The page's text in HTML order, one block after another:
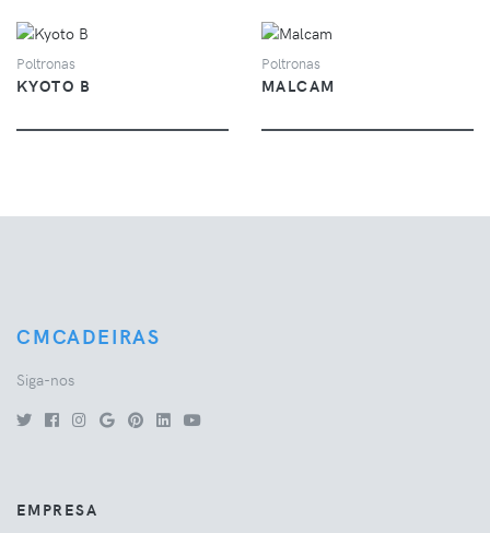
Poltronas
KYOTO B
Poltronas
MALCAM
CMCADEIRAS
Siga-nos
EMPRESA